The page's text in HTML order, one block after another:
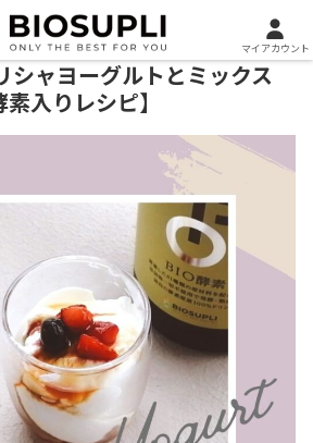
ャヨーグルトとミックス
入りレシピ】
マイアカウント